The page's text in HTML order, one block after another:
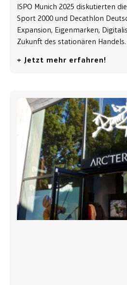
ISPO Munich 2025 diskutierten
Sport 2000 und Decathlon
Expansion, Eigenmarken,
Zukunft des stationären Handels.
+ Jetzt mehr erfahren!